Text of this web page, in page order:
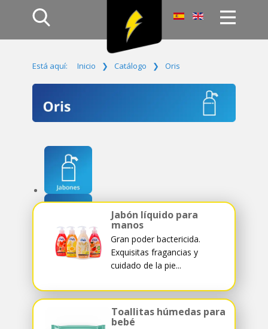
Productos
Campañas
Acceso
Está aquí: Inicio ❯ Catálogo ❯ Oris
Jabón líquido para
manos
Gran poder bactericida.
Exquisitas fragancias y
cuidado de la pie...
Toallitas húmedas para
bebé